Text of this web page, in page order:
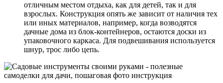
отличным местом отдыха, как для детей, так и для
взрослых. Конструкция опять же зависит от наличия тех
или иных материалов, например, когда возводятся
дачные дома из блок-контейнеров, остаются доски из
упаковочного каркаса. Для подвешивания используется
шнур, трос либо цепь.